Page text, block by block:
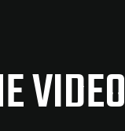
VIDEO